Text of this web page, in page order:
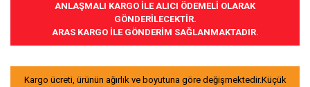
ANLAŞMALI KARGO İLE ALICI ÖDEMELİ OLARAK
GÖNDERİLECEKTİR.
ARAS KARGO İLE GÖNDERİM SAĞLANMAKTADIR.
Kargo ücreti, ürünün ağırlık ve boyutuna göre değişmektedir.Küçük